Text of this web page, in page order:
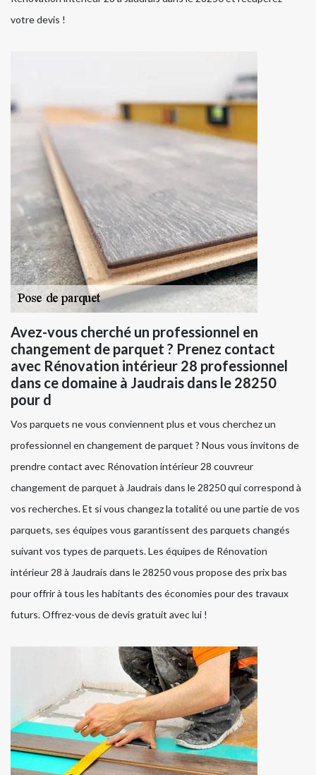
votre devis !
Avez-vous cherché un professionnel en
changement de parquet ? Prenez contact
avec Rénovation intérieur 28 professionnel
dans ce domaine à Jaudrais dans le 28250
pour d
Vos parquets ne vous conviennent plus et vous cherchez un
professionnel en changement de parquet ? Nous vous invitons de
prendre contact avec Rénovation intérieur 28 couvreur
changement de parquet à Jaudrais dans le 28250 qui correspond à
vos recherches. Et si vous changez la totalité ou une partie de vos
parquets, ses équipes vous garantissent des parquets changés
suivant vos types de parquets. Les équipes de Rénovation
intérieur 28 à Jaudrais dans le 28250 vous propose des prix bas
pour offrir à tous les habitants des économies pour des travaux
futurs. Offrez-vous de devis gratuit avec lui !